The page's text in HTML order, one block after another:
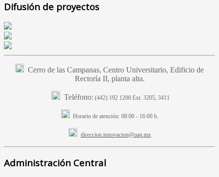
Difusión de proyectos
Cerro de las Campanas, Centro Universitario, Edificio de
Rectoría II, planta alta.
Teléfono: (442) 192 1200 Ext. 3205, 3411
Horario de atención:08:00 - 16:00 h.
direccion.innovacion@uaq.mx
Administración Central